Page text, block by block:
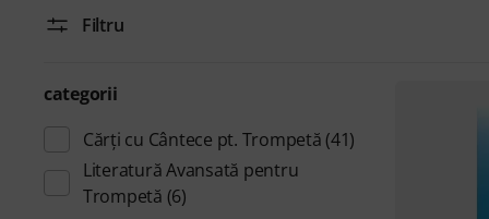
Filtru
categorii
Cărţi cu Cântece pt. Trompetă (41)
Literatură Avansată pentru
Trompetă (6)